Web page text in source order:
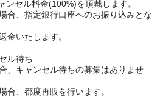
セル料金(100%)を頂戴します。
合、指定銀行口座へのお振り込みとな
金いたします。
ル待ち
、キャンセル待ちの募集はありませ
合、都度再販を行います。